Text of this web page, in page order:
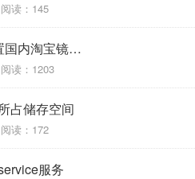
阅读：145
CentOS安装NodeJS并设置国内淘宝镜像 Linux
阅读：1203
占储存空间
阅读：172
服务